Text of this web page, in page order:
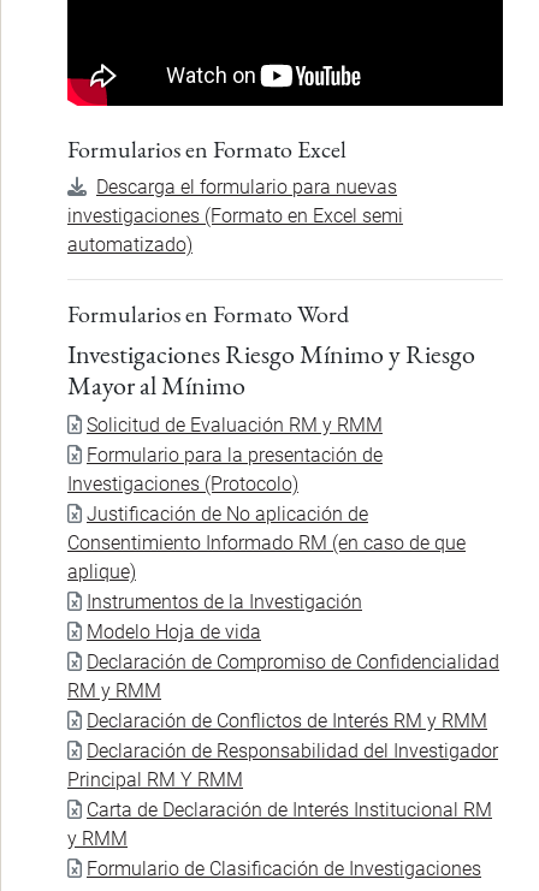
Formularios en Formato Excel
Descarga el formulario para nuevas
investigaciones (Formato en Excel semi
automatizado)
Formularios en Formato Word
Investigaciones Riesgo Mínimo y Riesgo
Mayor al Mínimo
Documento
Solicitud de Evaluación RM y RMM
Documento
Formulario para la presentación de
Investigaciones (Protocolo)
Documento
Justificación de No aplicación de
Consentimiento Informado RM (en caso de que
aplique)
Documento
Instrumentos de la Investigación
Documento
Modelo Hoja de vida
Documento
Declaración de Compromiso de Confidencialidad
RM y RMM
Documento
Declaración de Conflictos de Interés RM y RMM
Documento
Declaración de Responsabilidad del Investigador
Principal RM Y RMM
Documento
Carta de Declaración de Interés Institucional RM
y RMM
Documento
Formulario de Clasificación de Investigaciones